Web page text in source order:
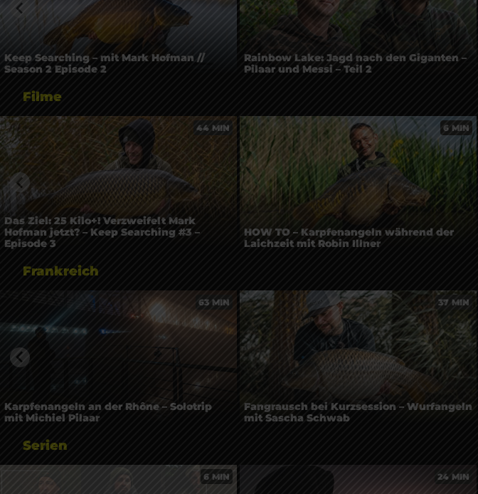
Keep Searching – mit Mark Hofman //
Season 2 Episode 2
Rainbow Lake: Jagd nach den Giganten –
Pilaar und Messi – Teil 2
Filme
44 MIN
Das Ziel: 25 Kilo+! Verzweifelt Mark
Hofman jetzt? – Keep Searching #3 –
Episode 3
6 MIN
HOW TO – Karpfenangeln während der
Laichzeit mit Robin Illner
Frankreich
63 MIN
Karpfenangeln an der Rhône – Solotrip
mit Michiel Pilaar
37 MIN
Fangrausch bei Kurzsession – Wurfangeln
mit Sascha Schwab
Serien
6 MIN 24 MIN